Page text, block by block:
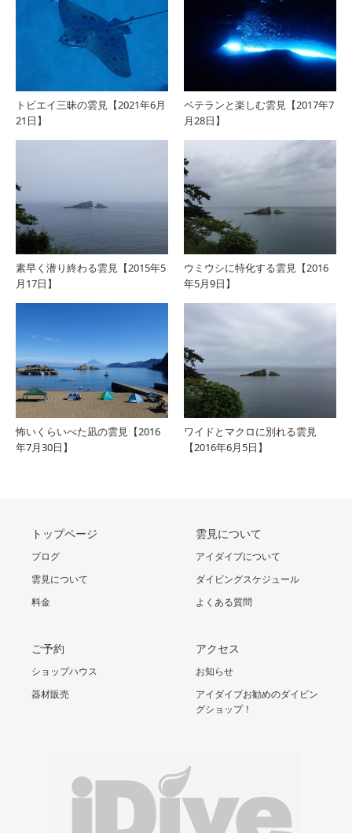
トビエイ三昧の雲見【2021年6月
21日】
ベテランと楽しむ雲見【2017年7
月28日】
素早く潜り終わる雲見【2015年5
月17日】
ウミウシに特化する雲見【2016
年5月9日】
怖いくらいべた凪の雲見【2016
年7月30日】
ワイドとマクロに別れる雲見
【2016年6月5日】
トップページ
ブログ
雲見について
料金
雲見について
アイダイブについて
ダイビングスケジュール
よくある質問
ご予約
ショップハウス
器材販売
アクセス
お知らせ
アイダイブお勧めのダイビン
グショップ！